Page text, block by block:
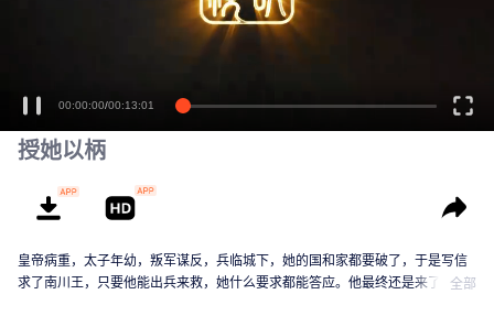
享受流畅高清剧集
00:00:00/00:13:01
授她以柄
皇帝病重，太子年幼，叛军谋反，兵临城下，她的国和家都要破了，于是写信
求了南川王，只要他能出兵来救，她什么要求都能答应。他最终还是来了，救
全部